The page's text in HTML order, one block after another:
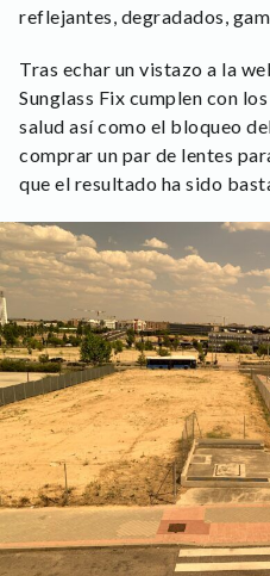
reflejantes, degradados,
Tras echar un vistazo a la
Sunglass Fix cumplen con
salud así como el bloqueo
comprar un par de lentes
que el resultado ha sido